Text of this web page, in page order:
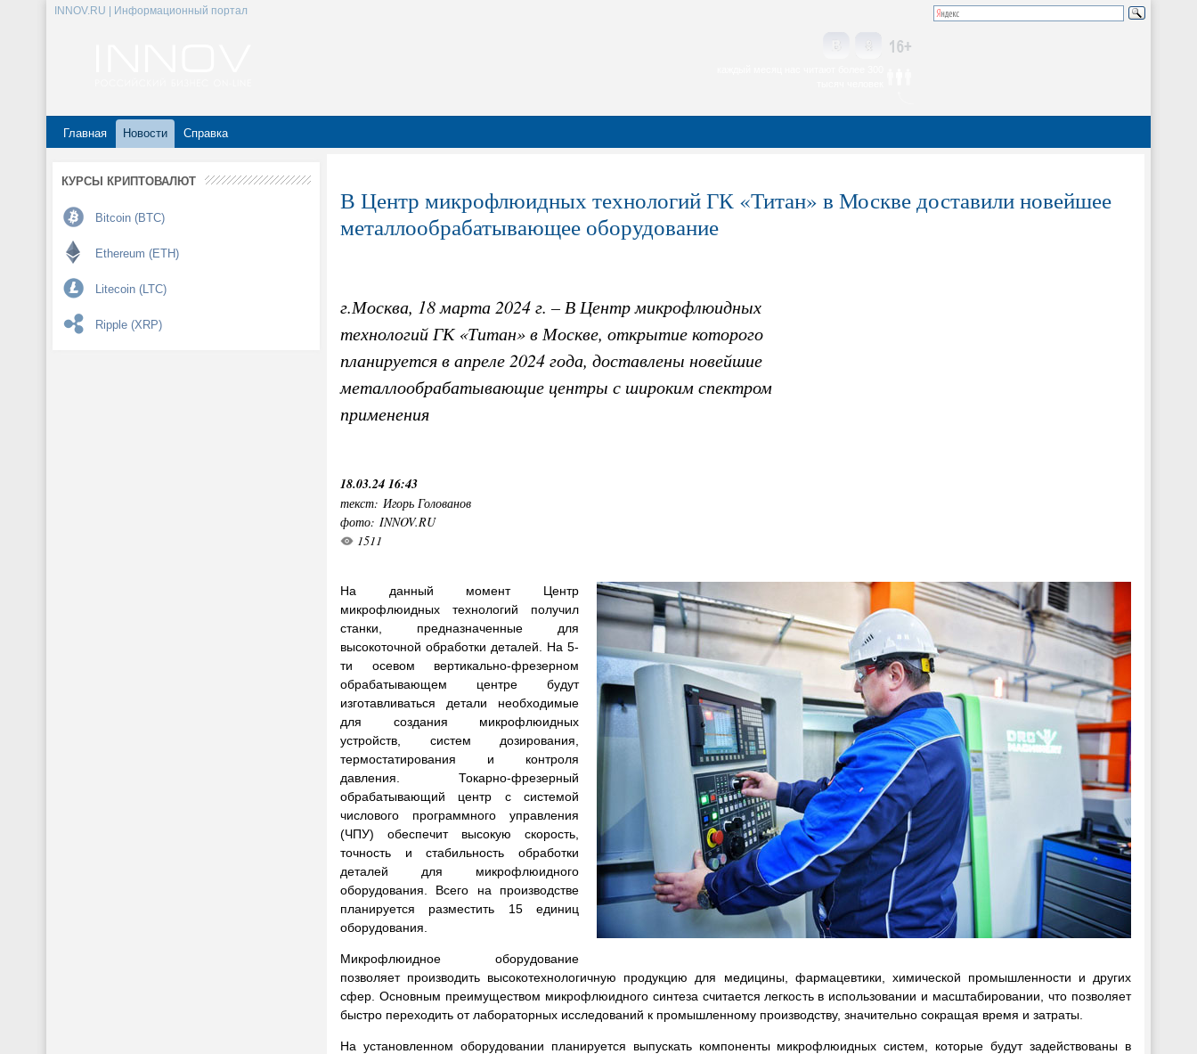
INNOV.RU | Информационный портал
Главная Новости Справка
КУРСЫ КРИПТОВАЛЮТ
Bitcoin (BTC)
Ethereum (ETH)
Litecoin (LTC)
Ripple (XRP)
В Центр микрофлюидных технологий ГК «Титан» в Москве доставили новейшее
металлообрабатывающее оборудование
г.Москва, 18 марта 2024 г. – В Центр микрофлюидных
технологий ГК «Титан» в Москве, открытие которого
планируется в апреле 2024 года, доставлены новейшие
металлообрабатывающие центры с широким спектром
применения
18.03.24 16:43
текст: Игорь Голованов
фото: INNOV.RU
1511
На данный момент Центр
микрофлюидных технологий получил
станки, предназначенные для
высокоточной обработки деталей. На 5-
ти осевом вертикально-фрезерном
обрабатывающем центре будут
изготавливаться детали необходимые
для создания микрофлюидных
устройств, систем дозирования,
термостатирования и контроля
давления. Токарно-фрезерный
обрабатывающий центр c системой
числового программного управления
(ЧПУ) обеспечит высокую скорость,
точность и стабильность обработки
деталей для микрофлюидного
оборудования. Всего на производстве
планируется разместить 15 единиц
оборудования.
Микрофлюидное оборудование
позволяет производить высокотехнологичную продукцию для медицины, фармацевтики, химической промышленности и других
сфер. Основным преимуществом микрофлюидного синтеза считается легкость в использовании и масштабировании, что позволяет
быстро переходить от лабораторных исследований к промышленному производству, значительно сокращая время и затраты.
На установленном оборудовании планируется выпускать компоненты микрофлюидных систем, которые будут задействованы в